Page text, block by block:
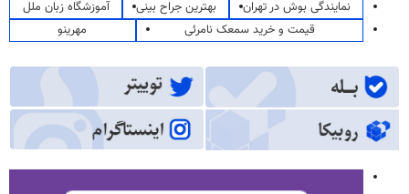
نمایندگی بوش در تهران
بهترین جراح بینی
آموزشگاه زبان ملل
قیمت و خرید سمعک نامرئی
مهرینو